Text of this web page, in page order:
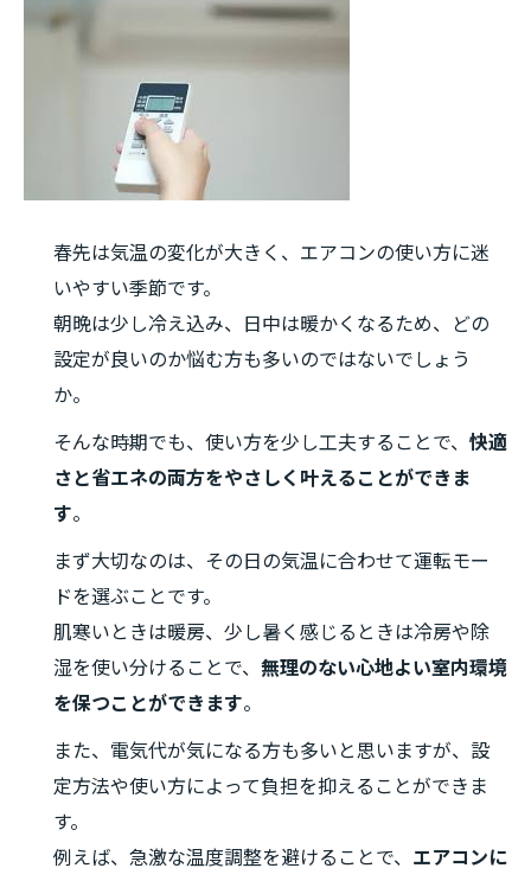
春先は気温の変化が大きく、エアコンの使い方に迷
いやすい季節です。
朝晩は少し冷え込み、日中は暖かくなるため、どの
設定が良いのか悩む方も多いのではないでしょう
か。
そんな時期でも、使い方を少し工夫することで、 快適
さと省エネの両方をやさしく叶えることができま
す。
まず大切なのは、その日の気温に合わせて運転モー
ドを選ぶことです。
肌寒いときは暖房、少し暑く感じるときは冷房や除
湿を使い分けることで、 無理のない心地よい室内環境
を保つことができます。
また、電気代が気になる方も多いと思いますが、設
定方法や使い方によって負担を抑えることができま
す。
例えば、急激な温度調整を避けることで、 エアコンに